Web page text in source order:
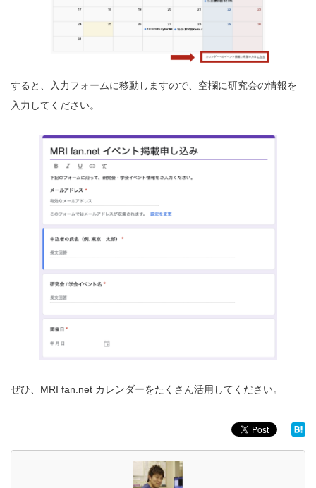
すると、入力フォームに移動しますので、空欄に研究会の情報を
入力してください。
ぜひ、MRI fan.net カレンダーをたくさん活用してください。